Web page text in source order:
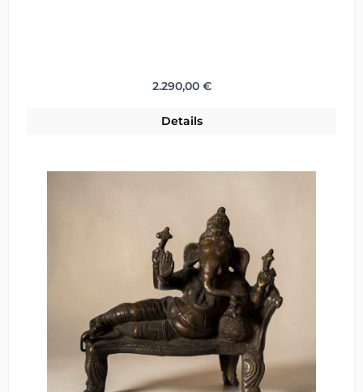
Regulärer Preis:
2.290,00 €
Details